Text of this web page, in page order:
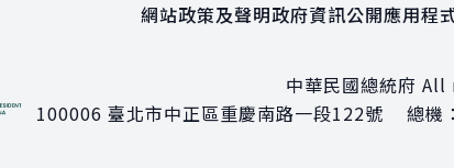
網站政策及聲明政府資訊公開應用程
中華民國總統府
100006 臺北市中正區重慶南路一段122號 總機：